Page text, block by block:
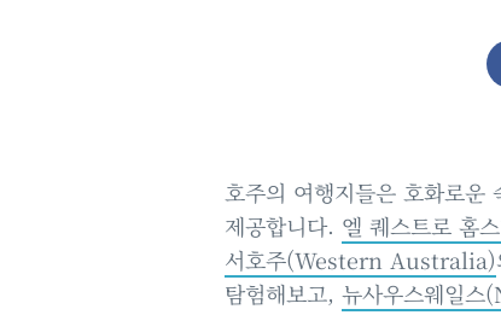
호주의 여행지들은 호화로운
제공합니다. 엘 퀘스트로 홈
서호주(Western Australia)
탐험해보고, 뉴사우스웨일